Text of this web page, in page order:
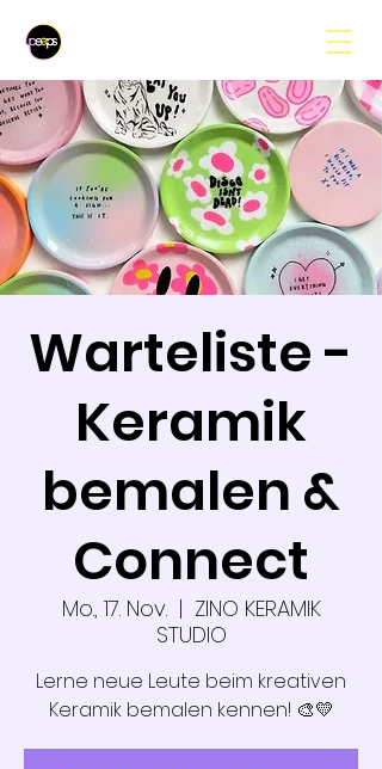
Warteliste -
Keramik
bemalen &
Connect
Mo., 17. Nov.
  |
ZINO KERAMIK
STUDIO
Lerne neue Leute beim kreativen
Keramik bemalen kennen! 🎨💛